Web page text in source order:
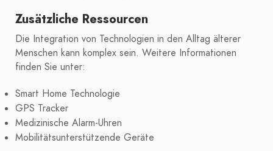
Zusätzliche Ressourcen
Die Integration von Technologien in den Alltag älterer
Menschen kann komplex sein. Weitere Informationen
finden Sie unter:
Smart Home Technologie
GPS Tracker
Medizinische Alarm-Uhren
Mobilitätsunterstützende Geräte